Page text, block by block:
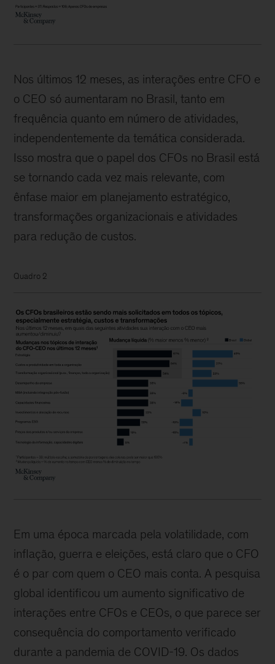
Nos últimos 12 meses, as interações entre CFO e
o CEO só aumentaram no Brasil, tanto em
frequência quanto em número de atividades,
independentemente da temática considerada.
Isso mostra que o papel dos CFOs no Brasil está
se tornando cada vez mais relevante, com
ênfase maior em planejamento estratégico,
transformações organizacionais e atividades
para redução de custos.
Quadro 2
Em uma época marcada pela volatilidade, com
inflação, guerra e eleições, está claro que o CFO
é o par com quem o CEO mais conta. A pesquisa
global identificou um aumento significativo de
interações entre CFOs e CEOs, o que parece ser
consequência do comportamento verificado
durante a pandemia de COVID-19. Os dados